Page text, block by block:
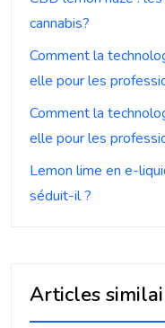
cannabis?
Comment la
elle pour les
Comment la
elle pour les
Lemon lime en e-
séduit-il ?
Articles